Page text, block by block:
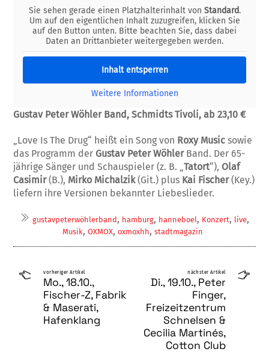
Sie sehen gerade einen Platzhalterinhalt von Standard.
Um auf den eigentlichen Inhalt zuzugreifen, klicken Sie
auf den Button unten. Bitte beachten Sie, dass dabei
Daten an Drittanbieter weitergegeben werden.
Inhalt entsperren
Weitere Informationen
Gustav Peter Wöhler Band, Schmidts Tivoli, ab 23,10 €
„Love Is The Drug“ heißt ein Song von Roxy Music sowie
das Programm der Gustav Peter WöhlerBand. Der 65-
jährige Sänger und Schauspieler (z. B. „Tatort“), Olaf
Casimir(B.), Mirko Michalzik(Git.) plus Kai Fischer(Key.)
liefern ihre Versionen bekannter Liebeslieder.
gustavpeterwöhlerband, hamburg, hanneboel , Konzert, live,
Musik, OXMOX, oxmoxhh, stadtmagazin
vorheriger Artikel
Mo., 18.10.,
Fischer-Z, Fabrik
& Maserati,
Hafenklang
nächster Artikel
Di., 19.10., Peter
Finger,
Freizeitzentrum
Schnelsen &
Cecilia Martinés,
Cotton Club